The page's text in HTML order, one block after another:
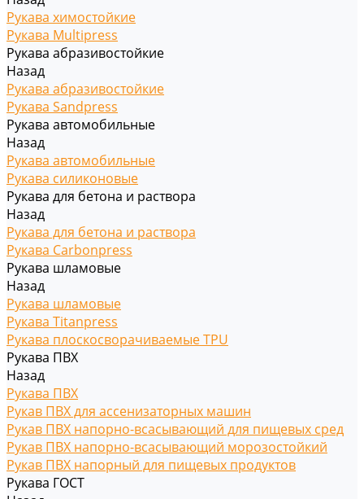
Рукава химостойкие
Рукава Multipress
Рукава абразивостойкие
Назад
Рукава абразивостойкие
Рукава Sandpress
Рукава автомобильные
Назад
Рукава автомобильные
Рукава силиконовые
Рукава для бетона и раствора
Назад
Рукава для бетона и раствора
Рукава Carbonpress
Рукава шламовые
Назад
Рукава шламовые
Рукава Titanpress
Рукава плоскосворачиваемые TPU
Рукава ПВХ
Назад
Рукава ПВХ
Рукав ПВХ для ассенизаторных машин
Рукав ПВХ напорно-всасывающий для пищевых сред
Рукав ПВХ напорно-всасывающий морозостойкий
Рукав ПВХ напорный для пищевых продуктов
Рукава ГОСТ